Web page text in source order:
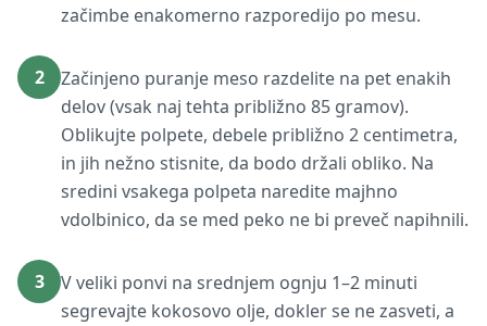
začimbe enakomerno razporedijo po mesu.
2
Začinjeno puranje meso razdelite na pet enakih
delov (vsak naj tehta približno 85 gramov).
Oblikujte polpete, debele približno 2 centimetra,
in jih nežno stisnite, da bodo držali obliko. Na
sredini vsakega polpeta naredite majhno
vdolbinico, da se med peko ne bi preveč napihnili.
3
V veliki ponvi na srednjem ognju 1–2 minuti
segrevajte kokosovo olje, dokler se ne zasveti, a